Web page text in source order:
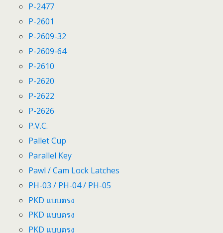
P-2477
P-2601
P-2609-32
P-2609-64
P-2610
P-2620
P-2622
P-2626
P.V.C.
Pallet Cup
Parallel Key
Pawl / Cam Lock Latches
PH-03 / PH-04 / PH-05
PKD แบบตรง
PKD แบบตรง
PKD แบบตรง